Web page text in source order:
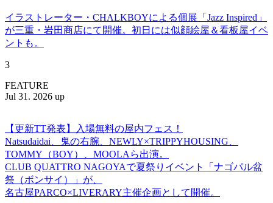
イラストレーター・CHALKBOYによる個展「Jazz Inspired」
が三重・岩田商店にて開催。初日には似顔絵屋＆看板屋イベ
ントも。
3
FEATURE
Jul 31. 2026 up
【更新TT発表】入場無料の屋内フェス！
Natsudaidai、鬼の右腕、NEWLY×TRIPPYHOUSING、
TOMMY（BOY）、MOOLAら出演。
CLUB QUATTRO NAGOYAで夏祭りイベント「ナゴパル盆
祭（ボンサイ）」が、
名古屋PARCO×LIVERARY主催企画として開催。